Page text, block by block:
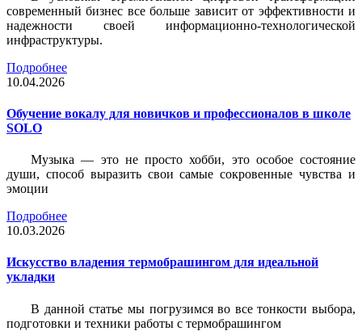
современный бизнес все больше зависит от эффективности и
надежности своей информационно-технологической
инфраструктуры.
Подробнее
10.04.2026
Обучение вокалу для новичков и профессионалов в школе
SOLO
Музыка — это не просто хобби, это особое состояние
души, способ выразить свои самые сокровенные чувства и
эмоции
Подробнее
10.03.2026
Искусство владения термобрашингом для идеальной
укладки
В данной статье мы погрузимся во все тонкости выбора,
подготовки и техники работы с термобрашингом